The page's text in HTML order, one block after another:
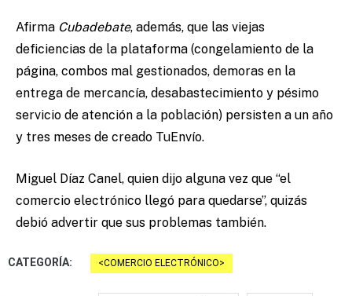
Afirma Cubadebate, además, que las viejas
deficiencias de la plataforma (congelamiento de la
página, combos mal gestionados, demoras en la
entrega de mercancía, desabastecimiento y pésimo
servicio de atención a la población) persisten a un año
y tres meses de creado TuEnvío.
Miguel Díaz Canel, quien dijo alguna vez que “el
comercio electrónico llegó para quedarse”, quizás
debió advertir que sus problemas también.
CATEGORÍA: COMERCIO ELECTRÓNICO